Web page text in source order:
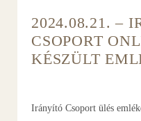
2024.08.21. –
CSOPORT
KÉSZÜLT
Irányító Csoport ülés